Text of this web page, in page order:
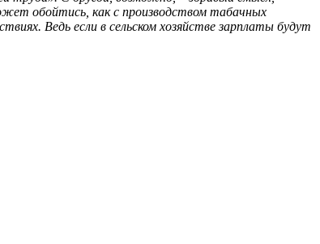
обойтись, как с производством табачных
Ведь если в сельском хозяйстве зарплаты будут